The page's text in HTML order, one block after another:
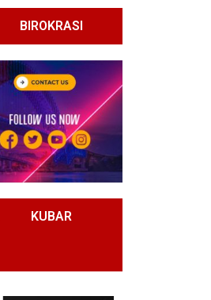
BIROKRASI
KUBAR